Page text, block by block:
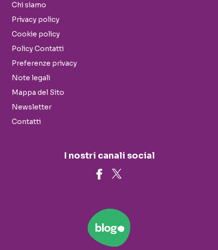
Chi siamo
Privacy policy
Cookie policy
Policy Contatti
Preferenze privacy
Note legali
Mappa del Sito
Newsletter
Contatti
I nostri canali social